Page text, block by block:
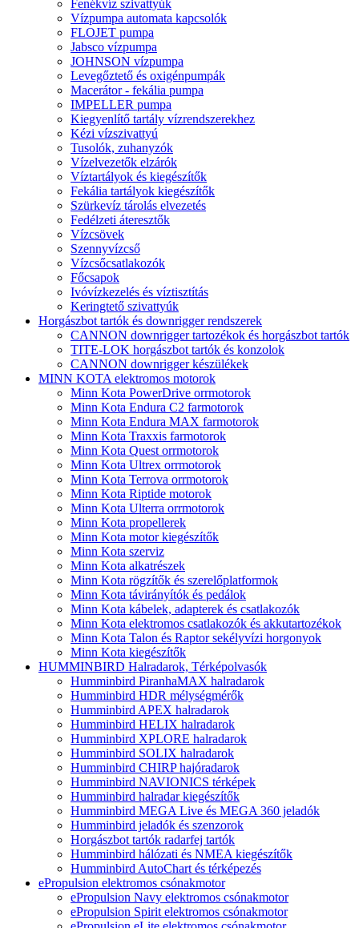
Fenékvíz szivattyúk
Vízpumpa automata kapcsolók
FLOJET pumpa
Jabsco vízpumpa
JOHNSON vízpumpa
Levegőztető és oxigénpumpák
Macerátor - fekália pumpa
IMPELLER pumpa
Kiegyenlítő tartály vízrendszerekhez
Kézi vízszivattyú
Tusolók, zuhanyzók
Vízelvezetők elzárók
Víztartályok és kiegészítők
Fekália tartályok kiegészítők
Szürkevíz tárolás elvezetés
Fedélzeti áteresztők
Vízcsövek
Szennyvízcső
Vízcsőcsatlakozók
Főcsapok
Ivóvízkezelés és víztisztítás
Keringtető szivattyúk
Horgászbot tartók és downrigger rendszerek
CANNON downrigger tartozékok és horgászbot tartók
TITE-LOK horgászbot tartók és konzolok
CANNON downrigger készülékek
MINN KOTA elektromos motorok
Minn Kota PowerDrive orrmotorok
Minn Kota Endura C2 farmotorok
Minn Kota Endura MAX farmotorok
Minn Kota Traxxis farmotorok
Minn Kota Quest orrmotorok
Minn Kota Ultrex orrmotorok
Minn Kota Terrova orrmotorok
Minn Kota Riptide motorok
Minn Kota Ulterra orrmotorok
Minn Kota propellerek
Minn Kota motor kiegészítők
Minn Kota szerviz
Minn Kota alkatrészek
Minn Kota rögzítők és szerelőplatformok
Minn Kota távirányítók és pedálok
Minn Kota kábelek, adapterek és csatlakozók
Minn Kota elektromos csatlakozók és akkutartozékok
Minn Kota Talon és Raptor sekélyvízi horgonyok
Minn Kota kiegészítők
HUMMINBIRD Halradarok, Térképolvasók
Humminbird PiranhaMAX halradarok
Humminbird HDR mélységmérők
Humminbird APEX halradarok
Humminbird HELIX halradarok
Humminbird XPLORE halradarok
Humminbird SOLIX halradarok
Humminbird CHIRP hajóradarok
Humminbird NAVIONICS térképek
Humminbird halradar kiegészítők
Humminbird MEGA Live és MEGA 360 jeladók
Humminbird jeladók és szenzorok
Horgászbot tartók radarfej tartók
Humminbird hálózati és NMEA kiegészítők
Humminbird AutoChart és térképezés
ePropulsion elektromos csónakmotor
ePropulsion Navy elektromos csónakmotor
ePropulsion Spirit elektromos csónakmotor